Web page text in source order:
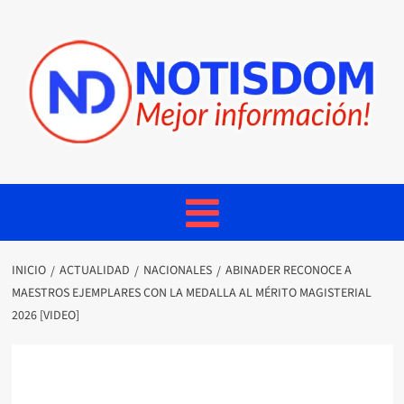
INICIO ACTUALIDAD NACIONALES
ABINADER RECONOCE A
MAESTROS EJEMPLARES CON LA MEDALLA AL MÉRITO MAGISTERIAL
2026 [VIDEO]